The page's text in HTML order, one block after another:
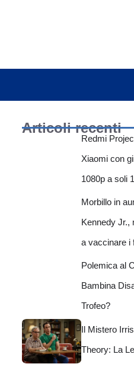
Articoli recenti
Redmi
Xiaomi con
1080p a soli
Morbillo in
Kennedy Jr.,
a vaccinare i
Polemica al
Bambina
Trofeo?
Il Mistero
Theory: La